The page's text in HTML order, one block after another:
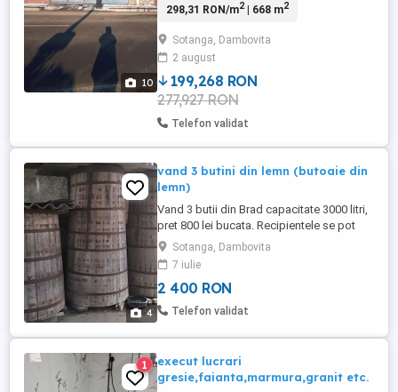
10
baie. Toate camerele au parchet,
Toate ferestrele si usile sunt din
termopan. Casa are 3 intrari. Casa a fost
construita in 1979 iar in ...
298,31 RON/m2| 668 m2
Sotanga, Dambovita
2 august
199,268 RON
277,927 RON
Telefon validat
4
vand 3 butini din lemn (butoaie din
lemn)
Vand 3 butii din Brad capacitate 3000 litri,
pret 800 lei bucata. Recipientele se pot
vedea in comuna Sotanga.
Sotanga, Dambovita
7 iulie
2 400 RON
Telefon validat
1
execut lucrari
gresie,faianta,marmura,granit etc.